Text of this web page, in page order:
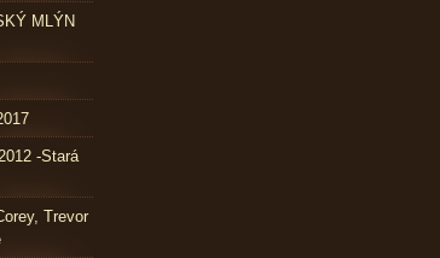
MLÝN
-Stará
Trevor